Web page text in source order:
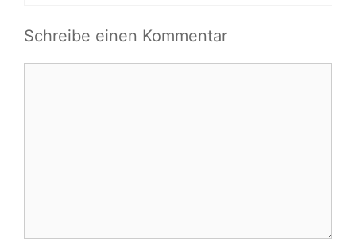
Schreibe einen Kommentar